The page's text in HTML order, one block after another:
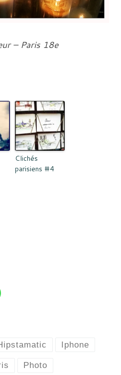
– Paris 18e
Clichés
parisiens #4
Iphone
Photo